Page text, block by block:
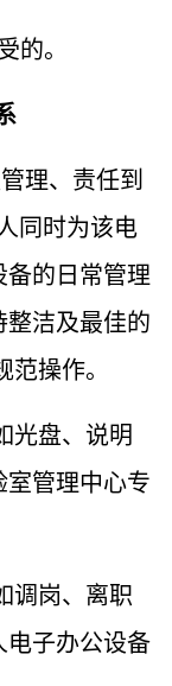
的。
理、责任到
同时为该电
备的日常管理
整洁及最佳的
操作。
光盘、说明
室管理中心专
调岗、离职
电子办公设备